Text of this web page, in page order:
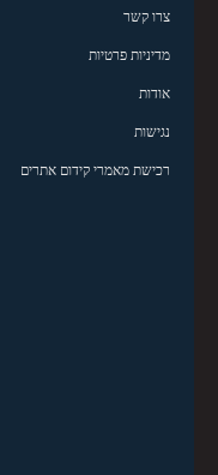
צרו קשר
מדיניות פרטיות
אודות
נגישות
רכישת מאמרי קידום אתרים